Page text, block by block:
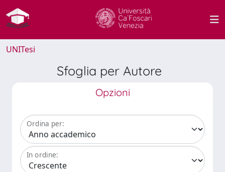
UNITesi
Sfoglia per Autore
Opzioni
Ordina per:
In ordine: